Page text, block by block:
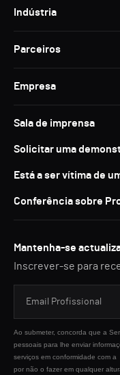
Indústria
Parceiros
Empresa
Sala de imprensa
Solicitar uma
Está a ser vítima de
Conferência sobre
Mantenha-se
Inscrever-se para
Ao submeter, concorda que a
pessoais para lhe enviar
serviços em conformidade com a
por não o fazer em qualquer